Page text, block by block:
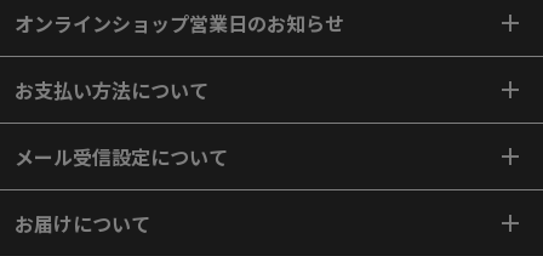
オンラインショップ営業日のお知らせ
お支払い方法について
メール受信設定について
お届けについて